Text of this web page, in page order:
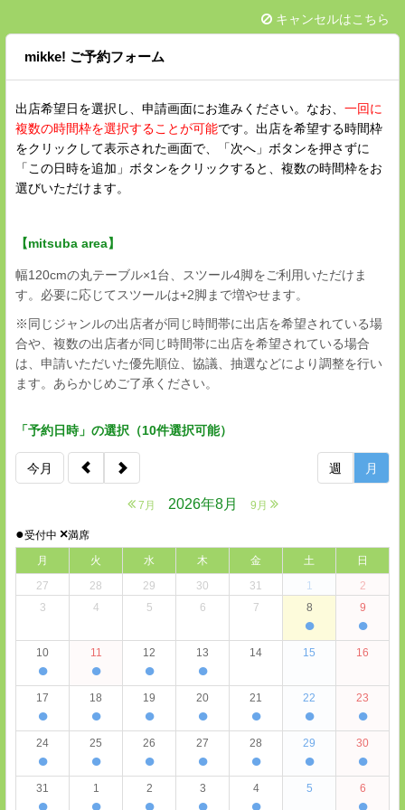
キャンセルはこちら
mikke! ご予約フォーム
出店希望日を選択し、申請画面にお進みください。なお、 一回に
複数の時間枠を選択することが可能です。出店を希望する時間枠
をクリックして表示された画面で、「次へ」ボタンを押さずに
「この日時を追加」ボタンをクリックすると、複数の時間枠をお
選びいただけます。
【mitsuba area】
幅120cmの丸テーブル×1台、スツール4脚をご利用いただけま
す。必要に応じてスツールは+2脚まで増やせます。
※同じジャンルの出店者が同じ時間帯に出店を希望されている場
合や、複数の出店者が同じ時間帯に出店を希望されている場合
は、申請いただいた優先順位、協議、抽選などにより調整を行い
ます。あらかじめご了承ください。
「予約日時」の選択（10件選択可能）
今月
7月 2026年8月 9月
週 月
●受付中 ×満席
月
火 水 木 金 土
日
27
28 29 30 31 1
2
3
4 5 6 7 8
●
9
●
10
●
11
●
12
●
13
●
14 15 16
17
●
18
●
19
●
20
●
21
●
22
●
23
●
24
●
25
●
26
●
27
●
28
●
29
●
30
●
31 1 2 3 4 5 6